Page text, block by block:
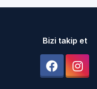
Bizi takip et